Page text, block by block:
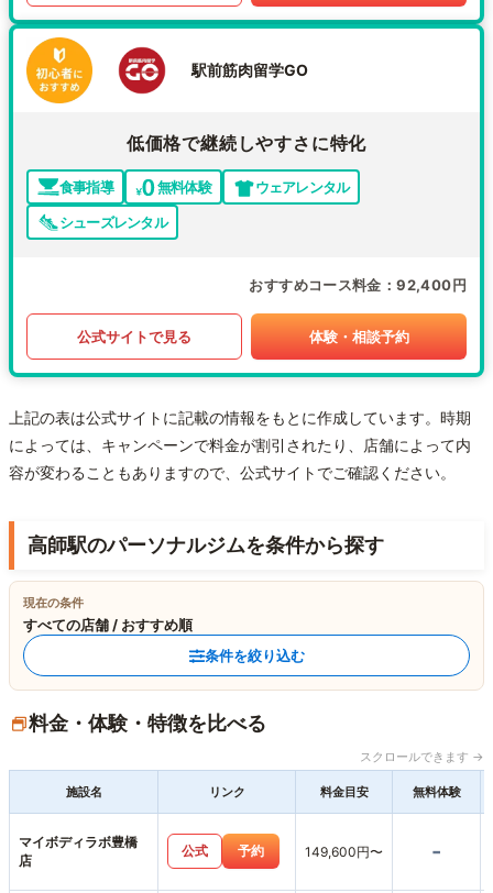
駅前筋肉留学GO
低価格で継続しやすさに特化
食事指導 無料体験
ウェアレンタル
シューズレンタル
おすすめコース料金 92,400円
公式サイトで見る 体験・相談予約
上記の表は公式サイトに記載の情報をもとに作成しています。時期
によっては、キャンペーンで料金が割引されたり、店舗によって内
容が変わることもありますので、公式サイトでご確認ください。
高師駅のパーソナルジムを条件から探す
現在の条件
すべての店舗 / おすすめ順
条件を絞り込む
料金・体験・特徴を比べる
スクロールできます →
施設名 リンク 料金目安 無料体験
マイボディラボ豊橋
店
公式 予約 149,600円〜 -